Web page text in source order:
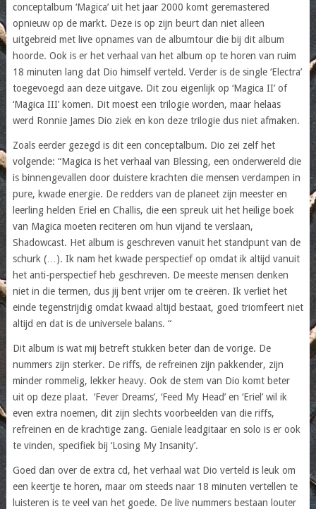
conceptalbum ‘Magica’ uit het jaar 2000 komt geremastered
opnieuw op de markt. Deze is op zijn beurt dan niet alleen
uitgebreid met live opnames van de albumtour die bij dit album
hoorde. Ook is er het verhaal van het album op te horen van ruim
18 minuten lang dat Dio himself verteld. Verder is de single ‘Electra’
toegevoegd aan deze uitgave. Dit zou eigenlijk op ‘Magica II’ of
‘Magica III’ komen. Dit moest een trilogie worden, maar helaas
werd Ronnie James Dio ziek en kon deze trilogie dus niet afmaken.
Zoals eerder gezegd is dit een conceptalbum. Dio zei zelf het
volgende: “Magica is het verhaal van Blessing, een onderwereld die
is binnengevallen door duistere krachten die mensen verdampen in
pure, kwade energie. De redders van de planeet zijn meester en
leerling helden Eriel en Challis, die een spreuk uit het heilige boek
van Magica moeten reciteren om hun vijand te verslaan,
Shadowcast. Het album is geschreven vanuit het standpunt van de
schurk ​​(…). Ik nam het kwade perspectief op omdat ik altijd vanuit
het anti-perspectief heb geschreven. De meeste mensen denken
niet in die termen, dus jij bent vrijer om te creëren. Ik verliet het
einde tegenstrijdig omdat kwaad altijd bestaat, goed triomfeert niet
altijd en dat is de universele balans. “
Dit album is wat mij betreft stukken beter dan de vorige. De
nummers zijn sterker. De riffs, de refreinen zijn pakkender, zijn
minder rommelig, lekker heavy. Ook de stem van Dio komt beter
uit op deze plaat. ‘Fever Dreams’, ‘Feed My Head’ en ‘Eriel’ wil ik
even extra noemen, dit zijn slechts voorbeelden van die riffs,
refreinen en de krachtige zang. Geniale leadgitaar en solo is er ook
te vinden, specifiek bij ‘Losing My Insanity’.
Goed dan over de extra cd, het verhaal wat Dio verteld is leuk om
een keertje te horen, maar om steeds naar 18 minuten vertellen te
luisteren is te veel van het goede. De live nummers bestaan louter